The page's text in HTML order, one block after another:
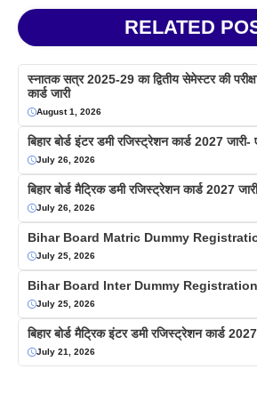
RELATED
स्नातक सत्र 2025-29 का द्वितीय सेमेस्टर की
कार्ड जारी
August 1, 2026
बिहार बोर्ड इंटर डमी रजिस्ट्रेशन कार्ड 2027
July 26, 2026
बिहार बोर्ड मैट्रिक डमी रजिस्ट्रेशन कार्ड 2027
July 26, 2026
Bihar Board Matric Dummy
July 25, 2026
Bihar Board Inter Dummy
July 25, 2026
बिहार बोर्ड मैट्रिक इंटर डमी रजिस्ट्रेशन कार्ड
July 21, 2026